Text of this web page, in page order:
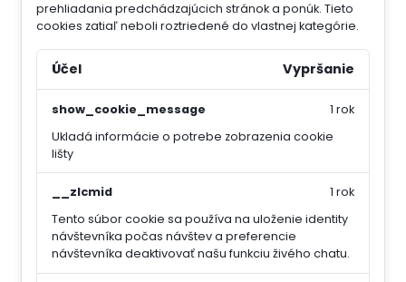
prehliadania predchádzajúcich stránok a ponúk. Tieto
cookies zatiaľ neboli roztriedené do vlastnej kategórie.
Účel Vypršanie
show_cookie_message
Ukladá informácie o potrebe zobrazenia cookie
lišty
1 rok
__zlcmid
Tento súbor cookie sa používa na uloženie identity
návštevníka počas návštev a preferencie
návštevníka deaktivovať našu funkciu živého chatu.
1 rok